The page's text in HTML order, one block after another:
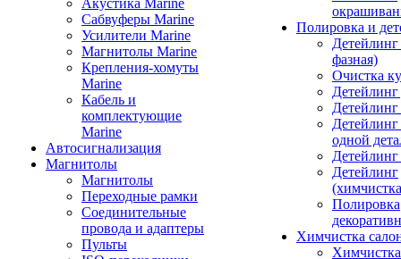
Акустика Marine
Сабвуферы Marine
Усилители Marine
Магнитолы Marine
Крепления-хомуты
Marine
Кабель и
комплектующие
Marine
Автосигнализация
Магнитолы
Магнитолы
Переходные рамки
Соединительные
провода и адаптеры
Пульты
Полировка и
фазная)
Очистка
Детейлинг
одной
Детейлинг
Полировка
Химчистка